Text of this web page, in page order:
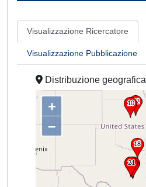
Visualizzazione Ricercatore
Visualizzazione Pubblicazione
Distribuzione geografica
+
–